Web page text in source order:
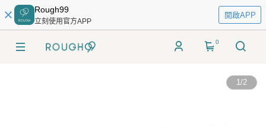
Rough99
立刻使用官方APP
開啟APP
0
1/2